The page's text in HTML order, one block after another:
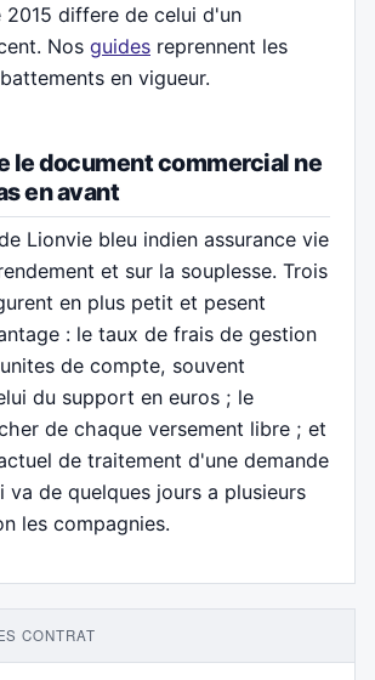
2015 differe de celui d'un
Nos guides reprennent les
en vigueur.
le document commercial ne
en avant
Lionvie bleu indien assurance vie
et sur la souplesse. Trois
en plus petit et pesent
: le taux de frais de gestion
de compte, souvent
du support en euros ; le
de chaque versement libre ; et
de traitement d'une demande
va de quelques jours a plusieurs
les compagnies.
CONTRAT